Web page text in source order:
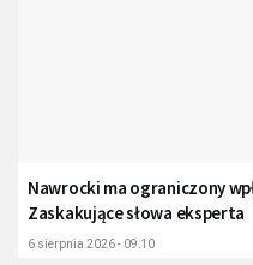
Nawrocki ma ograniczony
Zaskakujące słowa eksperta
6 sierpnia 2026 - 09:10